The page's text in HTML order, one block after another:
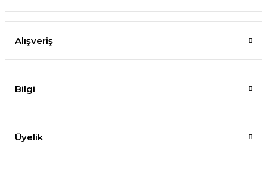
Alışveriş
Bilgi
Üyelik